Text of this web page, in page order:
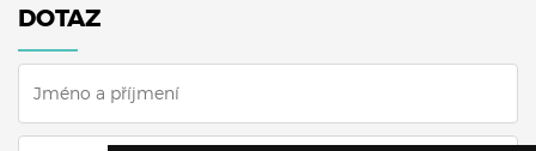
DOTAZ